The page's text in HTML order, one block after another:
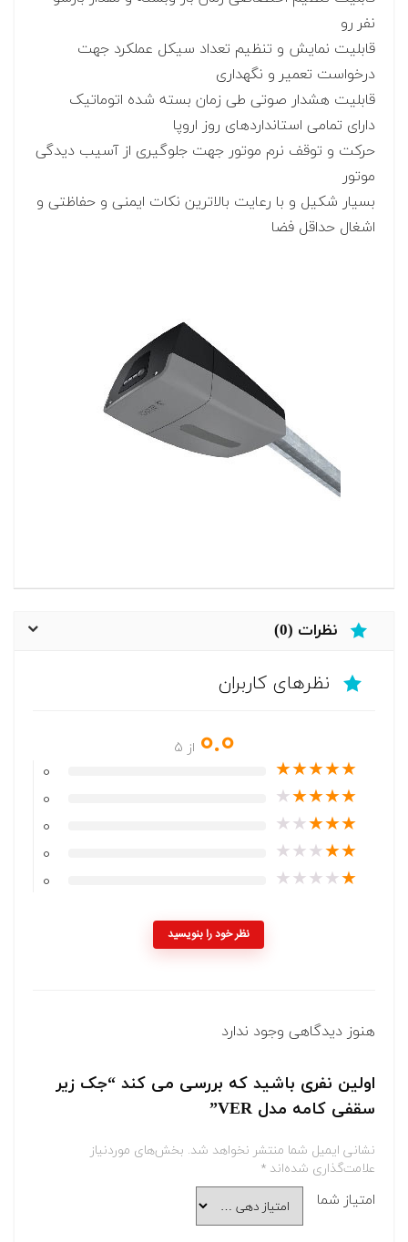
نفر رو
قابلیت نمایش و تنظیم تعداد سیکل عملکرد جهت
درخواست تعمیر و نگهداری
قابلیت هشدار صوتی طی زمان بسته شده اتوماتیک
دارای تمامی استانداردهای روز اروپا
حرکت و توقف نرم موتور جهت جلوگیری از آسیب دیدگی
موتور
بسیار شکیل و با رعایت بالاترین نکات ایمنی و حفاظتی و
اشغال حداقل فضا
نظرات (0)
نظرهای کاربران
0.0 از 5
★
★
★
★
★
0
★
★
★
★
★
0
★
★
★
★
★
0
★
★
★
★
★
0
★
★
★
★
★
0
نظر خود را بنویسید
هنوز دیدگاهی وجود ندارد
اولین نفری باشید که بررسی می کند “جک زیر
سقفی کامه مدل VER”
نشانی ایمیل شما منتشر نخواهد شد. بخش‌های موردنیاز
علامت‌گذاری شده‌اند *
امتیاز شما